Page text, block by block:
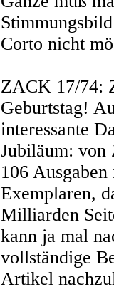
Corto nicht
ZACK 17/74:
Geburtstag!
interessante
Jubiläum: von
106
Exemplaren,
Milliarden
kann ja mal
vollständige
Artikel